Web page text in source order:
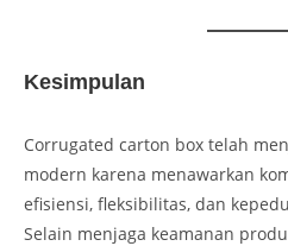
Kesimpulan
Corrugated carton box telah
modern karena menawarkan
efisiensi, fleksibilitas, dan
Selain menjaga keamanan